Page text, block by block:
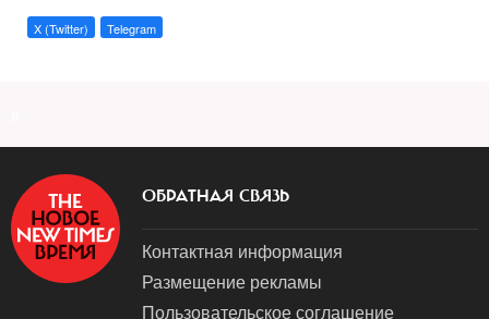
X (Twitter) Telegram
ОБРАТНАЯ СВЯЗЬ
Контактная информация
Размещение рекламы
Пользовательское соглашение